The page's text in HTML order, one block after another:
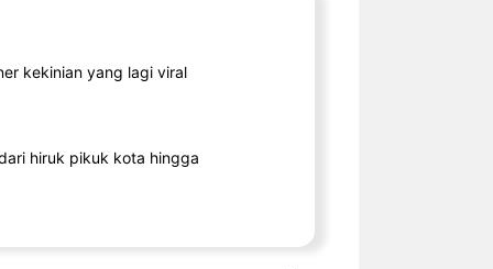
kekinian yang lagi viral
hiruk pikuk kota hingga